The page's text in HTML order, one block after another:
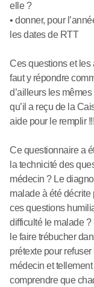
elle ?
• donner, pour
les dates de RTT
Ces questions et les
faut y répondre
d’ailleurs les
qu’il a reçu de la
aide pour le remplir !!!
Ce questionnaire a
la technicité des
médecin ? Le
malade à été
ces questions
difficulté le malade ?
le faire trébucher
prétexte pour
médecin et
comprendre que